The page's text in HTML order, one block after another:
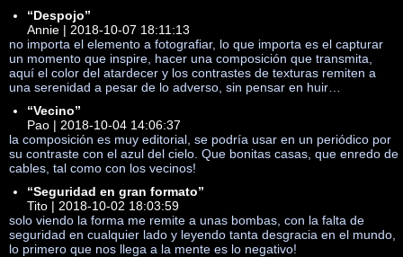
“Despojo”
Annie | 2018-10-07 18:11:13
no importa el elemento a fotografiar, lo que importa es el capturar
un momento que inspire, hacer una composición que transmita,
aquí el color del atardecer y los contrastes de texturas remiten a
una serenidad a pesar de lo adverso, sin pensar en huir…
“Vecino”
Pao | 2018-10-04 14:06:37
la composición es muy editorial, se podría usar en un periódico por
su contraste con el azul del cielo. Que bonitas casas, que enredo de
cables, tal como con los vecinos!
“Seguridad en gran formato”
Tito | 2018-10-02 18:03:59
solo viendo la forma me remite a unas bombas, con la falta de
seguridad en cualquier lado y leyendo tanta desgracia en el mundo,
lo primero que nos llega a la mente es lo negativo!